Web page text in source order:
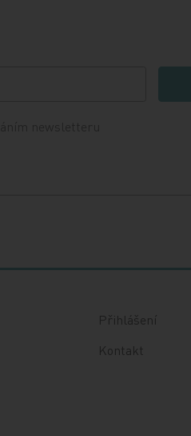
Přihlášení
Kontakt